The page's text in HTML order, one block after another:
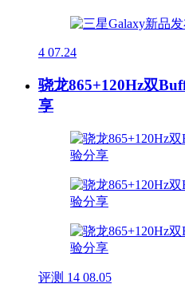
4 07.24
骁龙865+120Hz双
享
评测 14 08.05